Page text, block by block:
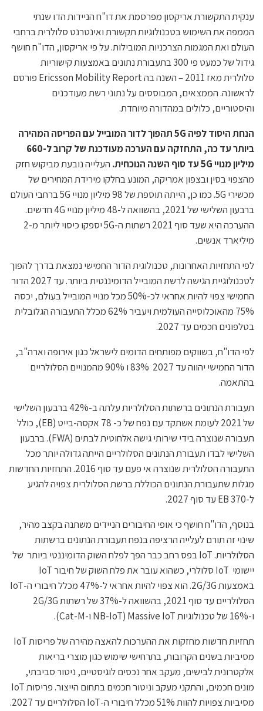
ענקית התקשורת אריקסון מפרסמת את דו"ח הניידות הדו שנתי
הממפה את השימוש בטכנולוגיות תקשורת ואינטרנט סלולרית ברחבי
העולם ואת המגמות הצרכניות המובילות. על פי אריקסון, הדו"ח חושף
גידול של כמעט פי 300 בתעבורת נתונים באמצעות קישוריות
סלולרית מאז 2011 – השנה בה Ericsson Mobility Report פורסם
לראשונה. הממצאים, המבוססים על נתוני רשת מעודכנים
והיסטוריים, כלולים במהדורה מיוחדת.
הנחת היסוד לפיה 5Gתהפוך לדור המובייל עם הפריסה המהירה
ביותר עד כה, התחזקה עם הערכה מעודכנת של קרוב ל-660
מיליון מנויי5Gעד סוף השנה הנוכחית. העלייה נובעת מביקוש חזק
מהצפוי בסין ובצפון אמריקה, המונע בחלקו מירידת המחירים של
מכשירי 5G. כמו כן, הייתה תוספת של 98 מיליון מנויי 5G ברחבי העולם
ברבעון השלישי של 2021, בהשוואה ל-48 מיליון מנויי 4G חדשים.
ההערכה היא שעד סוף 2021 רשתות ה-5G יספקו כיסוי ליותר מ-2
מיליארד אנשים.
לפי התחזיות האחרונות, טכנולוגית הדור החמישי נמצאת בדרך להפוך
לטכנולוגיית הגישה לרשת המובייל הדומיננטית ביותר. עד 2027 הדור
החמישי צפוי להיות אחראי לכ-50% מכל מנויי המובייל בעולם, יכסה
75% מהאוכלוסייה העולמית ויעביר 62% מכלל התעבורה הגלובלית
בטלפונים חכמים עד 2027.
לפי הדו"ח, בשווקים מפותחים הדומים לישראל כגון אירופה וארה"ב,
הדור החמישי יהווה עד 2027 83% ו 90% מהמנויים הסלולריים
בהתאמה.
תעבורת הנתונים ברשתות הסלולריות עלתה ב-42% ברבעון השלישי
של 2021 לעומת אשתקד עם נפח של כ- 78 אקסה-בייט (EB), כולל
תעבורה שנוצרה בידי שירותי גישה אלחוטית לבתים (FWA). ברבעון
השלישי לבדו תעבורת הנתונים הסלולריים הייתה גדולה יותר מכל
התעבורה הסלולרית שנוצרה אי פעם עד סוף 2016. התחזיות החדשות
מגלות שתעבורת הנתונים הכוללת ברשת הסלולרית צפויה להגיע
ל-370 EB עד סוף 2027.
בנוסף, הדו"ח חושף כי אופי החיבורים הניידים משתנה בקצב מהיר,
שינוי זה תורם לעלייה הרציפה בנפח תעבורת הנתונים ברשתות
הסלולריות. IoT בפס רחב כבר הפך לפלח השוק הדומיננטי ביותר של
יישומי IoT סלולרי, כשהוא עובר את פלח השוק של חיבור IoT
באמצעות 2G/3G. הוא צפוי להיות אחראי ל-47% מכלל חיבורי ה-IoT
הסלולריים עד סוף 2021, בהשוואה ל-37% של רשתות 2G/3G
ו-16% של טכנולוגיות Massive IoT (NB-IoT ו-Cat-M).
תחזיות חדשות מחזקות את ההערכות להאצה מהירה של פריסות IoT
מסיביות בשנים הקרובות, בתרחישי שימוש כגון מוצרי בריאות
אלקטרונית לבישים, מעקב אחר נכסים לוגיסטיים, ניטור סביבתי,
מונים חכמים, והתקני מעקב וניטור חכמים בתחום הייצור. פריסות IoT
מסיביות צפויות להוות 51% מכלל חיבורי ה-IoT הסלולריים עד 2027.